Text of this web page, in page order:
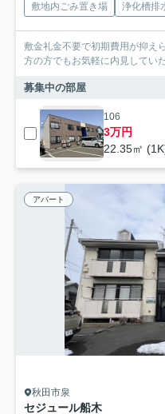
敷地内ごみ置き場 浄化槽排
敷金礼金不要で初期費用が抑え
方の方でもお気軽に内見してい
募集中の部屋
106
3万円
22.35㎡
アパート
秋田市泉
セジュール船木